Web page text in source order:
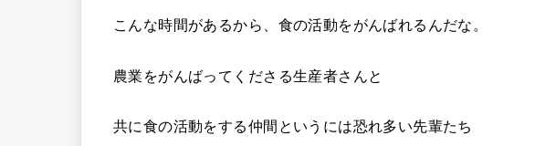
こんな時間があるから、食の活動をがんばれるんだな。
農業をがんばってくださる生産者さんと
共に食の活動をする仲間というには恐れ多い先輩たち